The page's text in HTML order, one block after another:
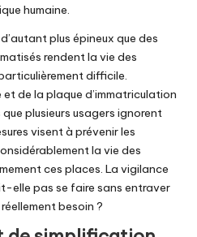
humaine.
plus épineux que des
rendent la vie des
difficile.
de la plaque d’immatriculation
plusieurs usagers ignorent
visent à prévenir les
la vie des
ces places. La vigilance
elle pas se faire sans entraver
besoin ?